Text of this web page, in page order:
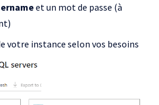
et un mot de passe (à
votre instance selon vos besoins